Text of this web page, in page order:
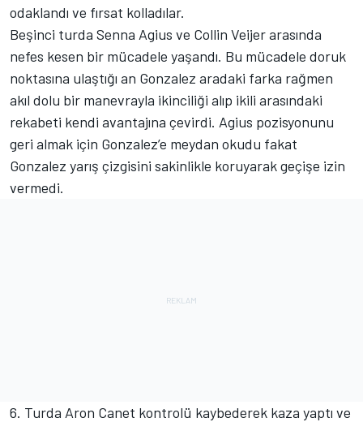
odaklandı ve fırsat kolladılar.
Beşinci turda Senna Agius ve Collin Veijer arasında
nefes kesen bir mücadele yaşandı. Bu mücadele doruk
noktasına ulaştığı an Gonzalez aradaki farka rağmen
akıl dolu bir manevrayla ikinciliği alıp ikili arasındaki
rekabeti kendi avantajına çevirdi. Agius pozisyonunu
geri almak için Gonzalez’e meydan okudu fakat
Gonzalez yarış çizgisini sakinlikle koruyarak geçişe izin
vermedi.
6. Turda Aron Canet kontrolü kaybederek kaza yaptı ve